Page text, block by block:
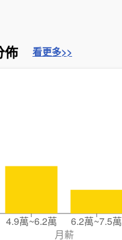
佈 看更多>>
4.9萬~6.2萬 6.2萬~7.5萬
月薪